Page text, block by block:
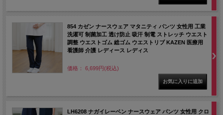
854 カゼン ナースウェア マタニティ パンツ 女性用 工業
洗濯可 制菌加工 透け防止 吸汗 制電 ストレッチ ウエスト
調整 ウエストゴム 総ゴム ウエストリブ KAZEN 医療用
看護師 介護 レディース レディス
価格： 6,699円(税込)
LH6208 ナガイレーベン ナースウェア パンツ 女性用 クロ